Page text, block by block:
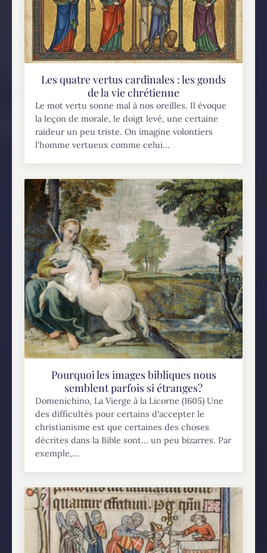
Les quatre vertus cardinales : les gonds
de la vie chrétienne
Le mot vertu sonne mal à nos oreilles. Il évoque
la leçon de morale, le doigt levé, une certaine
raideur un peu triste. On imagine volontiers
l'homme vertueux comme celui...
Pourquoi les images bibliques nous
semblent parfois si étranges?
Domenichino, La Vierge à la Licorne (1605) Une
des difficultés pour certains d'accepter le
christianisme est que certaines des choses
décrites dans la Bible sont... un peu bizarres. Par
exemple,...